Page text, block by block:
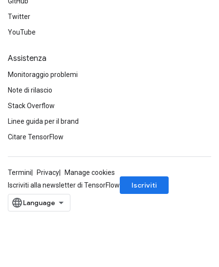
Twitter
YouTube
Assistenza
Monitoraggio problemi
Note di rilascio
Stack Overflow
Linee guida per il brand
Citare TensorFlow
Termini Privacy
Manage cookies
Iscriviti alla newsletter di TensorFlow
Iscriviti